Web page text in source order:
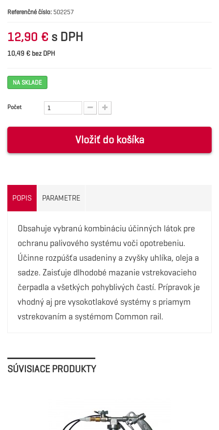
Referenčné číslo: 502257
12,90 € s DPH
10,49 € bez DPH
NA SKLADE
Počet
Vložiť do košíka
POPIS PARAMETRE
Obsahuje vybranú kombináciu účinných látok pre
ochranu palivového systému voči opotrebeniu.
Účinne rozpúšťa usadeniny a zvyšky uhlíka, oleja a
sadze. Zaisťuje dlhodobé mazanie vstrekovacieho
čerpadla a všetkých pohyblivých častí. Prípravok je
vhodný aj pre vysokotlakové systémy s priamym
vstrekovaním a systémom Common rail.
SÚVISIACE PRODUKTY